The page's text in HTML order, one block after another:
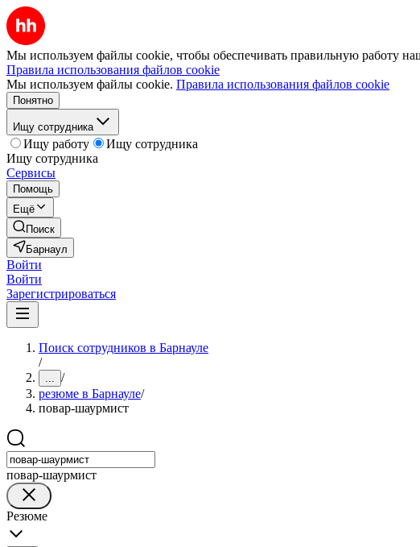
Мы используем файлы cookie, чтобы обеспечивать правильную работу
Правила использования файлов cookie
Мы используем файлы cookie. Правила использования файлов cookie
Понятно
Ищу сотрудника
Ищу работу
Ищу сотрудника
Ищу сотрудника
Сервисы
Помощь
Ещё
Поиск
Барнаул
Войти
Войти
Зарегистрироваться
Поиск сотрудников в Барнауле
/
... /
резюме в Барнауле/
повар-шаурмист
повар-шаурмист
Резюме